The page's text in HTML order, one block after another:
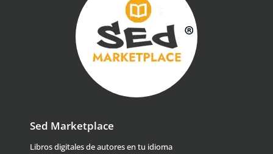
Sed Marketplace
Libros digitales de autores en tu idioma